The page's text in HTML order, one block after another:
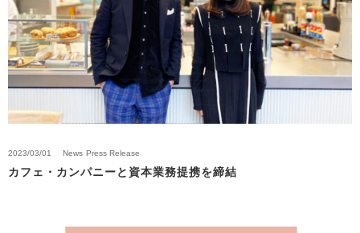
2023/03/01 News Press Release
カフェ・カンパニーと資本業務提携を締結